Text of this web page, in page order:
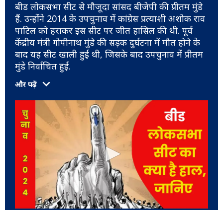
बीड लोकसभा सीट से मौजूदा सांसद बीजेपी की प्रीतम मुंडे
हैं. उन्होंने 2014 के उपचुनाव में कांग्रेस प्रत्याशी अशोक राव
पाटिल को हराकर इस सीट पर जीत हासिल की थी. पूर्व
केंद्रीय मंत्री गोपीनाथ मुंडे की सड़क दुर्घटना में मौत होने के
बाद यह सीट खाली हुई थी, जिसके बाद उपचुनाव में प्रीतम
मुंडे निर्वाचित हुईं.
और पढ़ें